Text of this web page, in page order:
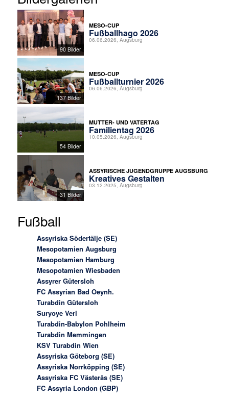
90 Bilder
MESO-CUP
Fußballhago 2026
06.06.2026, Augsburg
137 Bilder
MESO-CUP
Fußballturnier 2026
06.06.2026, Augsburg
54 Bilder
MUTTER- UND VATERTAG
Familientag 2026
10.05.2026, Augsburg
31 Bilder
ASSYRISCHE JUGENDGRUPPE AUGSBURG
Kreatives Gestalten
03.12.2025, Augsburg
Fußball
Assyriska Södertälje (SE)
Mesopotamien Augsburg
Mesopotamien Hamburg
Mesopotamien Wiesbaden
Assyrer Gütersloh
FC Assyrian Bad Oeynh.
Turabdin Gütersloh
Suryoye Verl
Turabdin-Babylon Pohlheim
Turabdin Memmingen
KSV Turabdin Wien
Assyriska Göteborg (SE)
Assyriska Norrköpping (SE)
Assyriska FC Västerås (SE)
FC Assyria London (GBP)